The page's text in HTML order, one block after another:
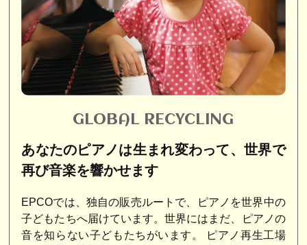
GLOBAL RECYCLING
あなたのピアノは生まれ変わって、世界で
再び音楽を響かせます
EPCOでは、独自の販売ルートで、ピアノを世界中の
子どもたちへ届けています。世界にはまだ、ピアノの
音を知らない子どもたちがいます。 ピアノ再生工場